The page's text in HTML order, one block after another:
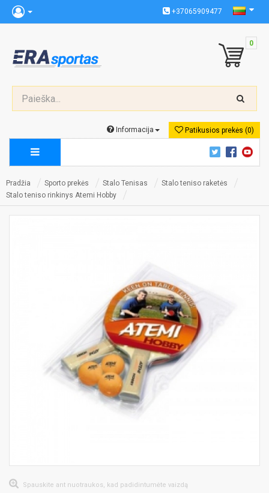
+37065909477
0
Patikusios prekės (0)
Informacija
Pradžia Sporto prekės Stalo Tenisas
Stalo teniso raketės
Stalo teniso rinkinys Atemi Hobby
Spauskite ant nuotraukos, kad padidintumėte vaizdą